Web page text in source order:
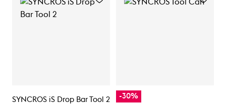
SYNCROS iS Drop Bar Tool 2
-30%